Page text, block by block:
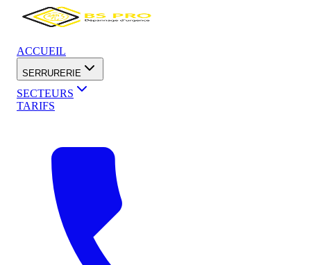
ACCUEIL
SERRURERIE
SECTEURS
TARIFS